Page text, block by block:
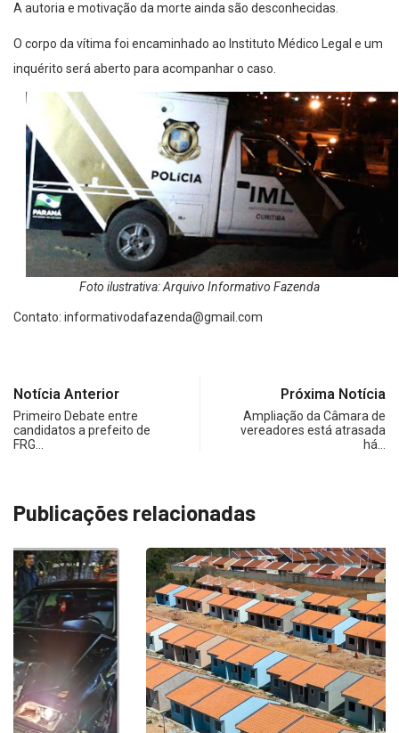
A autoria e motivação da morte ainda são desconhecidas.
O corpo da vítima foi encaminhado ao Instituto Médico Legal e um
inquérito será aberto para acompanhar o caso.
Foto ilustrativa: Arquivo Informativo Fazenda
Contato: informativodafazenda@gmail.com
Notícia Anterior
Primeiro Debate entre
candidatos a prefeito de
FRG…
Próxima Notícia
Ampliação da Câmara de
vereadores está atrasada
há…
Publicações relacionadas